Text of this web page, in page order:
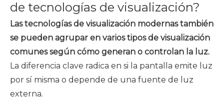
de tecnologías de visualización?
Las tecnologías de visualización modernas también
se pueden agrupar en varios tipos de visualización
comunes según cómo generan o controlan la luz.
La diferencia clave radica en si la pantalla emite luz
por sí misma o depende de una fuente de luz
externa.